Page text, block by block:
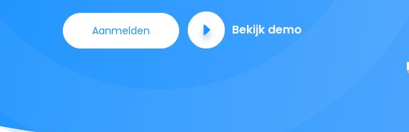
Aanmelden Bekijk demo